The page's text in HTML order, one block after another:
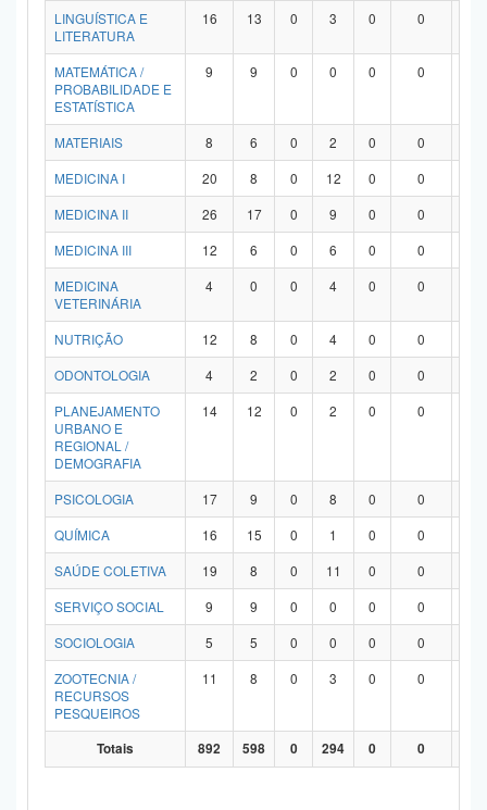
LINGUÍSTICA E
LITERATURA
16 13 0 3 0 0
MATEMÁTICA /
PROBABILIDADE E
ESTATÍSTICA
9 9 0 0 0 0
MATERIAIS 8 6 0 2 0 0
MEDICINA I
20 8 0 12 0 0
MEDICINA II
26 17 0 9 0 0
MEDICINA III
12 6 0 6 0 0
MEDICINA
VETERINÁRIA
4 0 0 4 0 0
NUTRIÇÃO 12 8 0 4 0 0
ODONTOLOGIA
4 2 0 2 0 0
PLANEJAMENTO
URBANO E
REGIONAL /
DEMOGRAFIA
14 12 0 2 0 0
PSICOLOGIA 17 9 0 8 0 0
QUÍMICA
16 15 0 1 0 0
SAÚDE COLETIVA
19 8 0 11 0 0
SERVIÇO SOCIAL
9 9 0 0 0 0
SOCIOLOGIA
5 5 0 0 0 0
ZOOTECNIA /
RECURSOS
PESQUEIROS
11 8 0 3 0 0
Totais 892 598 0 294 0 0